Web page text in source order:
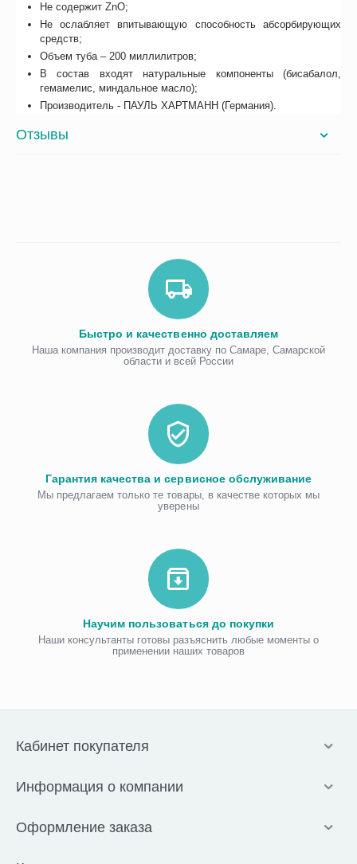
Не содержит ZnO;
Не ослабляет впитывающую способность абсорбирующих
средств;
Объем туба – 200 миллилитров;
В состав входят натуральные компоненты (бисабалол,
гемамелис, миндальное масло);
Производитель - ПАУЛЬ ХАРТМАНН (Германия).
Отзывы
Быстро и качественно доставляем
Наша компания производит доставку по Самаре, Самарской
области и всей России
Гарантия качества и сервисное обслуживание
Мы предлагаем только те товары, в качестве которых мы
уверены
Научим пользоваться до покупки
Наши консультанты готовы разъяснить любые моменты о
применении наших товаров
Кабинет покупателя
Информация о компании
Оформление заказа